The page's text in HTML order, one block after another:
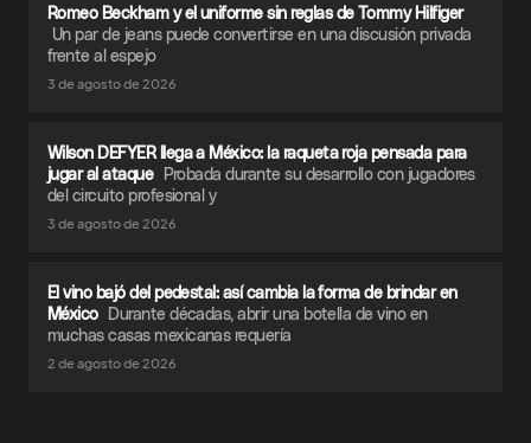
Romeo Beckham y el uniforme sin reglas de Tommy Hilfiger
Un par de jeans puede convertirse en una discusión privada
frente al espejo
3 de agosto de 2026
Wilson DEFYER llega a México: la raqueta roja pensada para
jugar al ataque Probada durante su desarrollo con jugadores
del circuito profesional y
3 de agosto de 2026
El vino bajó del pedestal: así cambia la forma de brindar en
México Durante décadas, abrir una botella de vino en
muchas casas mexicanas requería
2 de agosto de 2026